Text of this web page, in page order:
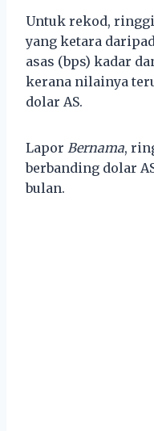
Untuk rekod,
yang ketara
asas (bps) kadar
kerana nilainya
dolar AS.
Lapor Bernama,
berbanding dolar
bulan.